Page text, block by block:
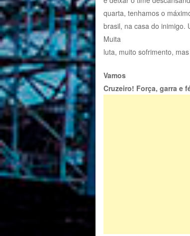
quarta, tenhamos o
brasil, na casa do inimigo.
Muita
luta, muito sofrimento,
Vamos
Cruzeiro! Força, garra e